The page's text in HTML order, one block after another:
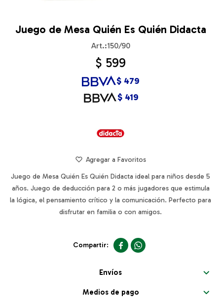
Juego de Mesa Quién Es Quién Didacta
150/90
$ 599
$ 419
$ 479
Juego de Mesa Quién Es Quién Didacta ideal para niños desde 5
años. Juego de deducción para 2 o más jugadores que estimula
la lógica, el pensamiento crítico y la comunicación. Perfecto para
disfrutar en familia o con amigos.
 
Envíos
Medios de pago